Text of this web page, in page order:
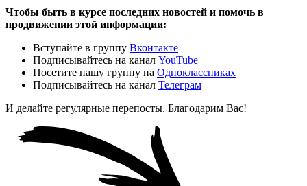
Чтобы быть в курсе последних новостей и помочь в
продвижении этой информации:
Вступайте в группу Вконтакте
Подписывайтесь на канал YouTube
Посетите нашу группу на Одноклассниках
Подписывайтесь на канал Телеграм
И делайте регулярные перепосты. Благодарим Вас!